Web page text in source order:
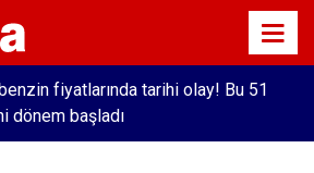
fiyatlarında tarihi olay! Bu 51
dönem başladı